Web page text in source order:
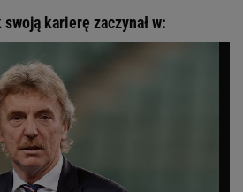
karierę zaczynał w: